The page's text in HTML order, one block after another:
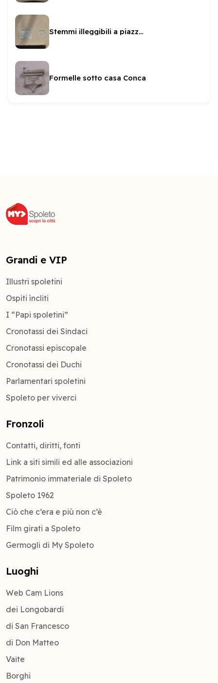
Stemmi illeggibili a piazza Fontana
Formelle sotto casa Conca
Grandi e VIP
Illustri spoletini
Ospiti ìncliti
I “Papi spoletini”
Cronotassi dei Sindaci
Cronotassi episcopale
Cronotassi dei Duchi
Parlamentari spoletini
Spoleto per viverci
Fronzoli
Contatti, diritti, fonti
Link a siti simili ed alle associazioni
Patrimonio immateriale di Spoleto
Spoleto 1962
Ciò che c’era e più non c’è
Film girati a Spoleto
Germogli di My Spoleto
Luoghi
Web Cam Lions
dei Longobardi
di San Francesco
di Don Matteo
Vaite
Borghi